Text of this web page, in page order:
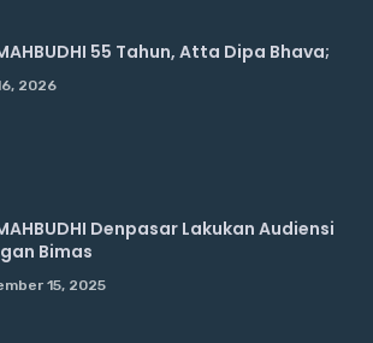
55 Tahun, Atta Dipa Bhava;
2026
Denpasar Lakukan Audiensi
Bimas
15, 2025